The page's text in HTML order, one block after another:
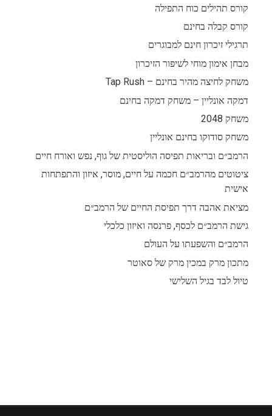
קורס תהילים כוח התפילה
קורס קבלה בחינם
תרגילי זיכרון חינם למבוגרים
מבחן אימון מוחי לשיפור הזיכרון
משחק לחיצה מהיר בחינם – Tap Rush
דמקה אונליין – משחק דמקה בחינם
משחק 2048
משחק סודוקו בחינם אונליין
הרמב״ם ובריאות תפיסה הוליסטית של גוף, נפש ואורח חיים
ציטוטים מהרמב״ם חכמה על חיים, מוסר, איזון והתפתחות
אישית
מציאת אהבה דרך תפיסת החיים של הרמב״ם
גישת הרמב״ם לכסף, פרנסה ואיזון כלכלי
הרמב״ם והשפעתו על העולם
מתכון מרק במכין מרק של סאוטר
טיול לבד בגיל השלישי